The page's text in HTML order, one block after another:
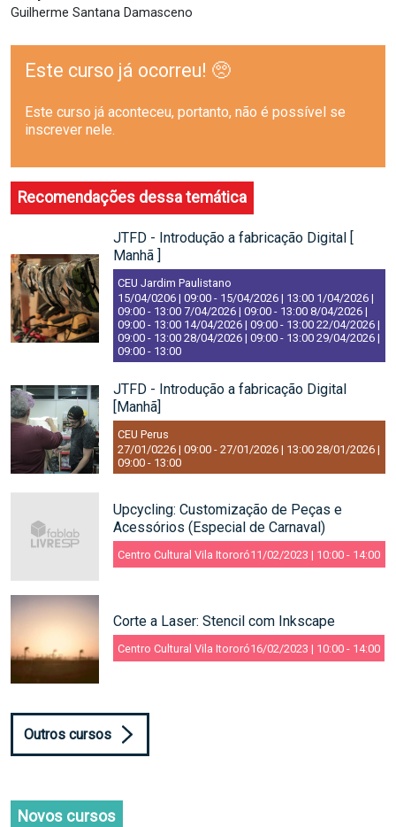
Guilherme Santana Damasceno
Este curso já ocorreu! 🥺
Este curso já aconteceu, portanto, não é possível se
inscrever nele.
Recomendações dessa temática
JTFD - Introdução a fabricação Digital [
Manhã ]
CEU Jardim Paulistano
15/04/0206 | 09:00 - 15/04/2026 | 13:00 1/04/2026 |
09:00 - 13:00 7/04/2026 | 09:00 - 13:00 8/04/2026 |
09:00 - 13:00 14/04/2026 | 09:00 - 13:00 22/04/2026 |
09:00 - 13:00 28/04/2026 | 09:00 - 13:00 29/04/2026 |
09:00 - 13:00
JTFD - Introdução a fabricação Digital
[Manhã]
CEU Perus
27/01/0226 | 09:00 - 27/01/2026 | 13:00 28/01/2026 |
09:00 - 13:00
Upcycling: Customização de Peças e
Acessórios (Especial de Carnaval)
Centro Cultural Vila Itororó11/02/2023 | 10:00 - 14:00
Corte a Laser: Stencil com Inkscape
Centro Cultural Vila Itororó16/02/2023 | 10:00 - 14:00
Outros cursos
Novos cursos